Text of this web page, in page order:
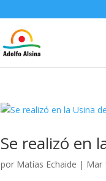
Se realizó en
por Matías Echaide | Mar